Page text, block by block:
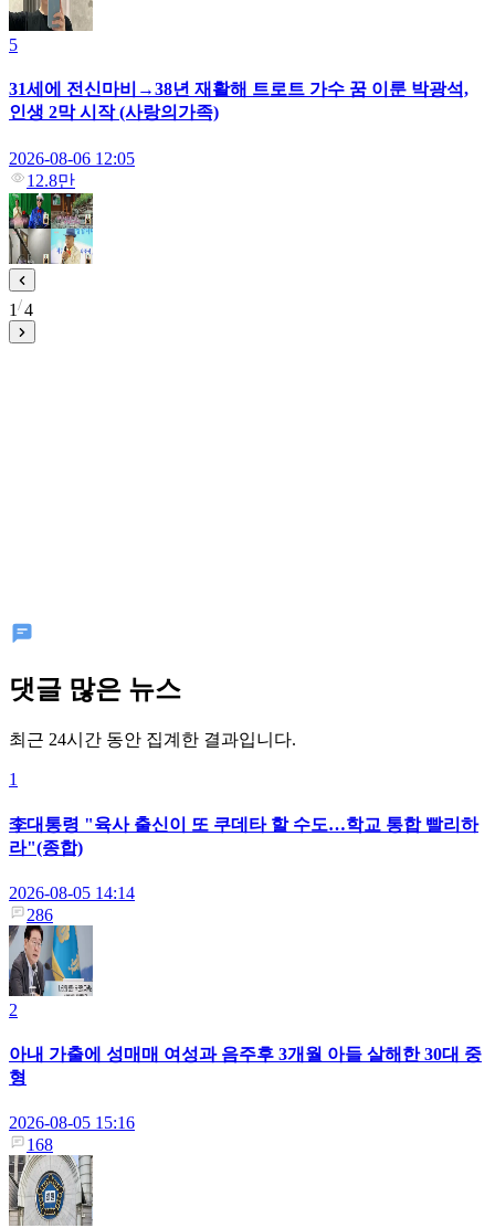
5
31세에 전신마비→38년 재활해 트로트 가수 꿈 이룬 박광석,
인생 2막 시작 (사랑의가족)
2026-08-06 12:05
12.8만
1 4
댓글 많은 뉴스
최근 24시간 동안 집계한 결과입니다.
1
李대통령 "육사 출신이 또 쿠데타 할 수도…학교 통합 빨리하
라"(종합)
2026-08-05 14:14
286
2
아내 가출에 성매매 여성과 음주후 3개월 아들 살해한 30대 중
형
2026-08-05 15:16
168